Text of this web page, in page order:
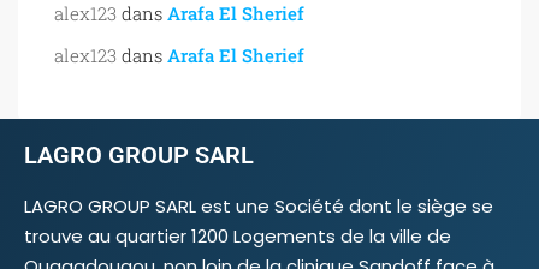
alex123 dans Arafa El Sherief
alex123 dans Arafa El Sherief
LAGRO GROUP SARL
LAGRO GROUP SARL est une Société dont le siège se
trouve au quartier 1200 Logements de la ville de